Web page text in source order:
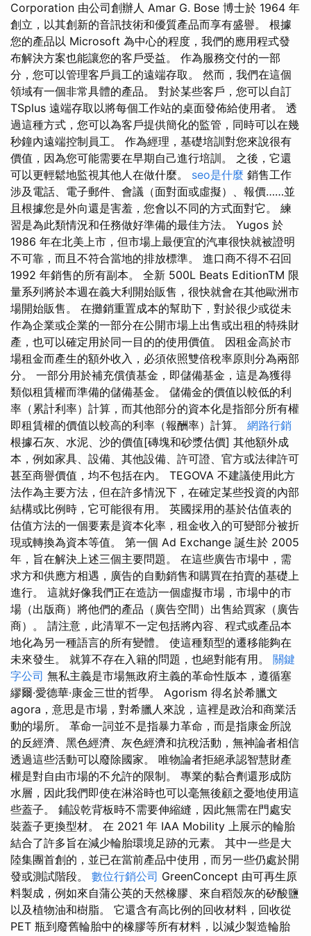
Corporation 由公司創辦人 Amar G. Bose 博士於 1964 年
創立，以其創新的音訊技術和優質產品而享有盛譽。 根據
您的產品以 Microsoft 為中心的程度，我們的應用程式發
布解決方案也能讓您的客戶受益。 作為服務交付的一部
分，您可以管理客戶員工的遠端存取。 然而，我們在這個
領域有一個非常具體的產品。 對於某些客戶，您可以自訂
TSplus 遠端存取以將每個工作站的桌面發佈給使用者。 透
過這種方式，您可以為客戶提供簡化的監管，同時可以在幾
秒鐘內遠端控制員工。 作為經理，基礎培訓對您來說很有
價值，因為您可能需要在早期自己進行培訓。 之後，它還
可以更輕鬆地監視其他人在做什麼。 seo是什麼 銷售工作
涉及電話、電子郵件、會議（面對面或虛擬）、報價……並
且根據您是外向還是害羞，您會以不同的方式面對它。 練
習是為此類情況和任務做好準備的最佳方法。 Yugos 於
1986 年在北美上市，但市場上最便宜的汽車很快就被證明
不可靠，而且不符合當地的排放標準。 進口商不得不召回
1992 年銷售的所有副本。 全新 500L Beats EditionTM 限
量系列將於本週在義大利開始販售，很快就會在其他歐洲市
場開始販售。 在攤銷重置成本的幫助下，對於很少或從未
作為企業或企業的一部分在公開市場上出售或出租的特殊財
產，也可以確定用於同一目的的使用價值。 因租金高於市
場租金而產生的額外收入，必須依照雙倍稅率原則分為兩部
分。 一部分用於補充償債基金，即儲備基金，這是為獲得
類似租賃權而準備的儲備基金。 儲備金的價值以較低的利
率（累計利率）計算，而其他部分的資本化是指部分所有權
即租賃權的價值以較高的利率（報酬率）計算。 網路行銷
根據石灰、水泥、沙的價值[磚塊和砂漿估價] 其他額外成
本，例如家具、設備、其他設備、許可證、官方或法律許可
甚至商譽價值，均不包括在內。 TEGOVA 不建議使用此方
法作為主要方法，但在許多情況下，在確定某些投資的內部
結構或比例時，它可能很有用。 英國採用的基於估值表的
估值方法的一個要素是資本化率，租金收入的可變部分被折
現或轉換為資本等值。 第一個 Ad Exchange 誕生於 2005
年，旨在解決上述三個主要問題。 在這些廣告市場中，需
求方和供應方相遇，廣告的自動銷售和購買在拍賣的基礎上
進行。 這就好像我們正在造訪一個虛擬市場，市場中的市
場（出版商）將他們的產品（廣告空間）出售給買家（廣告
商）。 請注意，此清單不一定包括將內容、程式或產品本
地化為另一種語言的所有變體。 使這種類型的遷移能夠在
未來發生。 就算不存在入籍的問題，也絕對能有用。 關鍵
字公司 無私主義是市場無政府主義的革命性版本，遵循塞
繆爾·愛德華·康金三世的哲學。 Agorism 得名於希臘文
agora，意思是市場，對希臘人來說，這裡是政治和商業活
動的場所。 革命一詞並不是指暴力革命，而是指康金所說
的反經濟、黑色經濟、灰色經濟和抗稅活動，無神論者相信
透過這些活動可以廢除國家。 唯物論者拒絕承認智慧財產
權是對自由市場的不允許的限制。 專業的黏合劑還形成防
水層，因此我們即使在淋浴時也可以毫無後顧之憂地使用這
些蓋子。 鋪設乾背板時不需要伸縮縫，因此無需在門處安
裝蓋子更換型材。 在 2021 年 IAA Mobility 上展示的輪胎
結合了許多旨在減少輪胎環境足跡的元素。 其中一些是大
陸集團首創的，並已在當前產品中使用，而另一些仍處於開
發或測試階段。 數位行銷公司 GreenConcept 由可再生原
料製成，例如來自蒲公英的天然橡膠、來自稻殼灰的矽酸鹽
以及植物油和樹脂。 它還含有高比例的回收材料，回收從
PET 瓶到廢舊輪胎中的橡膠等所有材料，以減少製造輪胎